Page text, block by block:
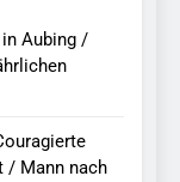
Aubing /
/ Mann nach